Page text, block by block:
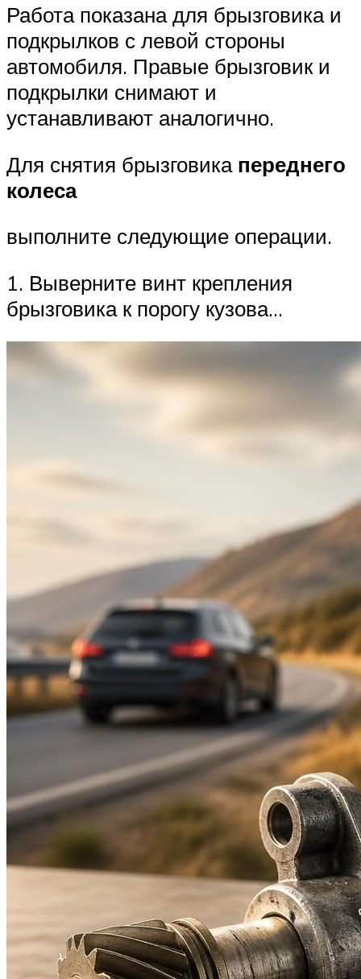
Работа показана для брызговика и
подкрылков с левой стороны
автомобиля. Правые брызговик и
подкрылки снимают и
устанавливают аналогично.
Для снятия брызговика переднего
колеса
выполните следующие операции.
1. Выверните винт крепления
брызговика к порогу кузова…